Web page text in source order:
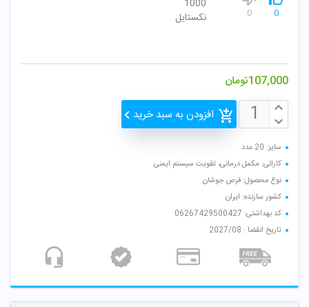
0
0
107,000تومان
افزودن به سبد خرید
سایز: 20 عدد
کارائی: مکمل درمانی، تقویت سیستم ایمنی
نوع محصول: قرص جوشان
کشور سازنده: ایران
کد بهداشتی: 06267429500427
تاریخ انقضا : 2027/08